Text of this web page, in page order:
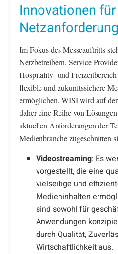
Innovationen
Im Fokus des Messeauftritts
Netzbetreibern, Service
Hospitality- und
flexible und zukunftssichere
ermöglichen. WISI wird auf
daher eine Reihe von
aktuellen Anforderungen der
Medienbranche zugeschnitten
Videostreaming: Es
vorgestellt, die eine
vielseitige und
Medieninhalten
sind sowohl für
Anwendungen
durch Qualität,
Wirtschaftlichkeit aus.